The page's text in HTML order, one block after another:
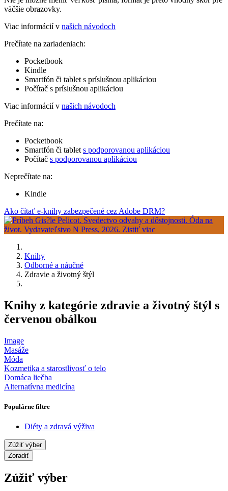
väčšie obrazovky.
Viac informácií v našich návodoch
Prečítate na zariadeniach:
Pocketbook
Kindle
Smartfón či tablet s príslušnou aplikáciou
Počítač s príslušnou aplikáciou
Viac informácií v našich návodoch
Prečítate na:
Pocketbook
Smartfón či tablet s podporovanou aplikáciou
Počítač s podporovanou aplikáciou
Neprečítate na:
Kindle
Ako čítať e-knihy zabezpečené cez Adobe DRM?
Knihy
Odborné a náučné
Zdravie a životný štýl
Knihy z kategórie zdravie a životný štýl s
červenou obálkou
Image
Masáže
Móda
Kozmetika a starostlivosť o telo
Domáca liečba
Alternatívna medicína
Populárne filtre
Diéty a zdravá výživa
Zúžiť výber
Zoradiť
Zúžiť výber